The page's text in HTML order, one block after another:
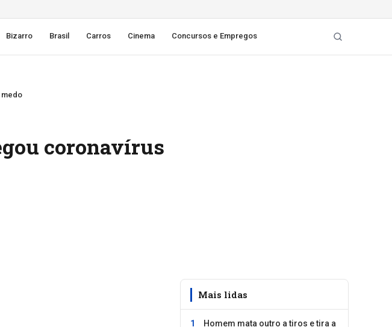
Bizarro Brasil Carros Cinema Concursos e Empregos
medo
coronavírus
Mais lidas
Homem mata outro a tiros e tira a